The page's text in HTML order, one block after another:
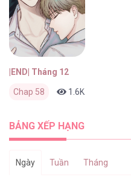
|END| Tháng 12
Chap 58 1.6K
BẢNG XẾP HẠNG
Ngày Tuần Tháng